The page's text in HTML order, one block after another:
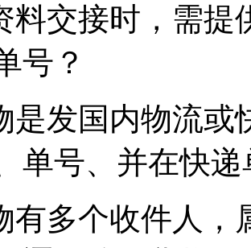
料交接时，需
号？
是发国内物流
单号、并在快
有多个收件人